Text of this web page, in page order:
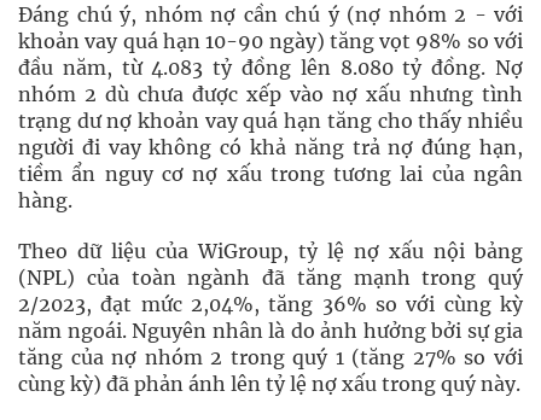
Đáng chú ý, nhóm nợ cần chú ý (nợ nhóm 2 - với
khoản vay quá hạn 10-90 ngày) tăng vọt 98% so với
đầu năm, từ 4.083 tỷ đồng lên 8.080 tỷ đồng. Nợ
nhóm 2 dù chưa được xếp vào nợ xấu nhưng tình
trạng dư nợ khoản vay quá hạn tăng cho thấy nhiều
người đi vay không có khả năng trả nợ đúng hạn,
tiềm ẩn nguy cơ nợ xấu trong tương lai của ngân
hàng.
Theo dữ liệu của WiGroup, tỷ lệ nợ xấu nội bảng
(NPL) của toàn ngành đã tăng mạnh trong quý
2/2023, đạt mức 2,04%, tăng 36% so với cùng kỳ
năm ngoái. Nguyên nhân là do ảnh hưởng bởi sự gia
tăng của nợ nhóm 2 trong quý 1 (tăng 27% so với
cùng kỳ) đã phản ánh lên tỷ lệ nợ xấu trong quý này.